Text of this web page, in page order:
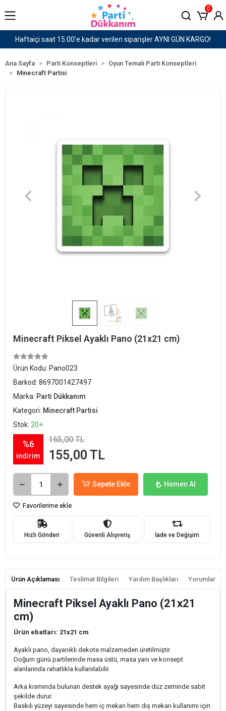
GÜN KARGO! 1500 TL ve Üzeri Kargo
0
Ana Sayfa Parti Konseptleri
Oyun Temalı Parti Konseptleri
Minecraft Partisi
Minecraft Piksel Ayaklı Pano (21x21 cm)
Ürün Kodu: Pano023
Barkod: 8697001427497
Marka: Parti Dükkanım
Kategori: Minecraft Partisi
Stok: 20+
%6
indirim
165,00 TL
155,00 TL
Sepete Ekle Hemen Al
Favorilerime ekle
Hızlı Gönderi Güvenli Alışveriş İade ve Değişim
Ürün Açıklaması Teslimat Bilgileri Yardım Başlıkları Yorumlar
Minecraft Piksel Ayaklı Pano (21x21
cm)
Ürün ebatları: 21x21 cm
Ayaklı pano, dayanıklı dekote malzemeden üretilmiştir.
Doğum günü partilerinde masa üstü, masa yanı ve konsept
alanlarında rahatlıkla kullanılabilir.
Arka kısmında bulunan destek ayağı sayesinde düz zeminde sabit
şekilde durur.
Baskılı yüzeyi sayesinde hem iç mekan hem dış mekan kullanımı için